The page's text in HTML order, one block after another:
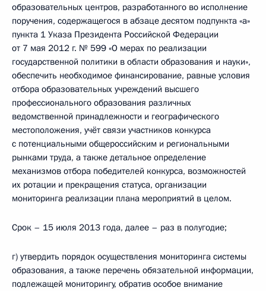
образовательных центров, разработанного во исполнение
поручения, содержащегося в абзаце десятом подпункта «а»
пункта 1 Указа Президента Российской Федерации
от 7 мая 2012 г. № 599 «О мерах по реализации
государственной политики в области образования и науки»,
обеспечить необходимое финансирование, равные условия
отбора образовательных учреждений высшего
профессионального образования различных
ведомственной принадлежности и географического
местоположения, учёт связи участников конкурса
с потенциальными общероссийским и региональными
рынками труда, а также детальное определение
механизмов отбора победителей конкурса, возможностей
их ротации и прекращения статуса, организации
мониторинга реализации плана мероприятий в целом.
Срок – 15 июля 2013 года, далее – раз в полугодие;
г) утвердить порядок осуществления мониторинга системы
образования, а также перечень обязательной информации,
подлежащей мониторингу, обратив особое внимание